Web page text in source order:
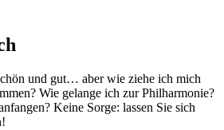
und gut… aber wie ziehe ich mich
Wie gelange ich zur Philharmonie?
Keine Sorge: lassen Sie sich